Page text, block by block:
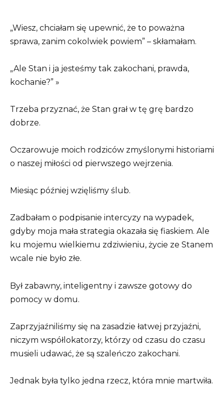
„Wiesz, chciałam się upewnić, że to poważna
sprawa, zanim cokolwiek powiem” – skłamałam.
„Ale Stan i ja jesteśmy tak zakochani, prawda,
kochanie?” »
Trzeba przyznać, że Stan grał w tę grę bardzo
dobrze.
Oczarowuje moich rodziców zmyślonymi historiami
o naszej miłości od pierwszego wejrzenia.
Miesiąc później wzięliśmy ślub.
Zadbałam o podpisanie intercyzy na wypadek,
gdyby moja mała strategia okazała się fiaskiem. Ale
ku mojemu wielkiemu zdziwieniu, życie ze Stanem
wcale nie było złe.
Był zabawny, inteligentny i zawsze gotowy do
pomocy w domu.
Zaprzyjaźniliśmy się na zasadzie łatwej przyjaźni,
niczym współlokatorzy, którzy od czasu do czasu
musieli udawać, że są szaleńczo zakochani.
Jednak była tylko jedna rzecz, która mnie martwiła.